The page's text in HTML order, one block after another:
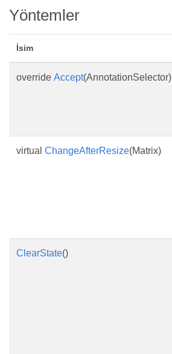
Yöntemler
İsim
override Accept(AnnotationSelector)
virtual ChangeAfterResize(Matrix)
ClearState()